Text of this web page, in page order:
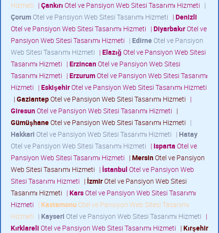
Hizmeti | Çankırı Otel ve Pansiyon Web Sitesi Tasarımı Hizmeti |
Çorum Otel ve Pansiyon Web Sitesi Tasarımı Hizmeti | Denizli
Otel ve Pansiyon Web Sitesi Tasarımı Hizmeti | DiyarbakırOtel ve
Pansiyon Web Sitesi Tasarımı Hizmeti | Edirne Otel ve Pansiyon
Web Sitesi Tasarımı Hizmeti | Elazığ Otel ve Pansiyon Web Sitesi
Tasarımı Hizmeti | ErzincanOtel ve Pansiyon Web Sitesi
Tasarımı Hizmeti | ErzurumOtel ve Pansiyon Web Sitesi Tasarımı
Hizmeti | EskişehirOtel ve Pansiyon Web Sitesi Tasarımı Hizmeti
| GaziantepOtel ve Pansiyon Web Sitesi Tasarımı Hizmeti |
GiresunOtel ve Pansiyon Web Sitesi Tasarımı Hizmeti |
GümüşhaneOtel ve Pansiyon Web Sitesi Tasarımı Hizmeti |
Hakkari Otel ve Pansiyon Web Sitesi Tasarımı Hizmeti | Hatay
Otel ve Pansiyon Web Sitesi Tasarımı Hizmeti | Isparta Otel ve
Pansiyon Web Sitesi Tasarımı Hizmeti | MersinOtel ve Pansiyon
Web Sitesi Tasarımı Hizmeti | İstanbul Otel ve Pansiyon Web
Sitesi Tasarımı Hizmeti | İzmirOtel ve Pansiyon Web Sitesi
Tasarımı Hizmeti | KarsOtel ve Pansiyon Web Sitesi Tasarımı
Hizmeti | Kastamonu Otel ve Pansiyon Web Sitesi Tasarımı
Hizmeti | Kayseri Otel ve Pansiyon Web Sitesi Tasarımı Hizmeti |
Kırklareli Otel ve Pansiyon Web Sitesi Tasarımı Hizmeti | Kırşehir